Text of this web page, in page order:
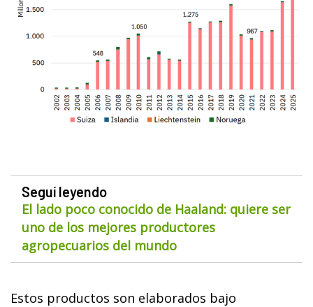
Seguí leyendo
El lado poco conocido de Haaland: quiere ser
uno de los mejores productores
agropecuarios del mundo
Estos productos son elaborados bajo